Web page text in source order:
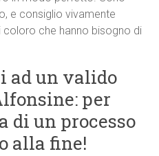
e consiglio vivamente
coloro che hanno bisogno di
ad un valido
per
di un processo
alla fine!